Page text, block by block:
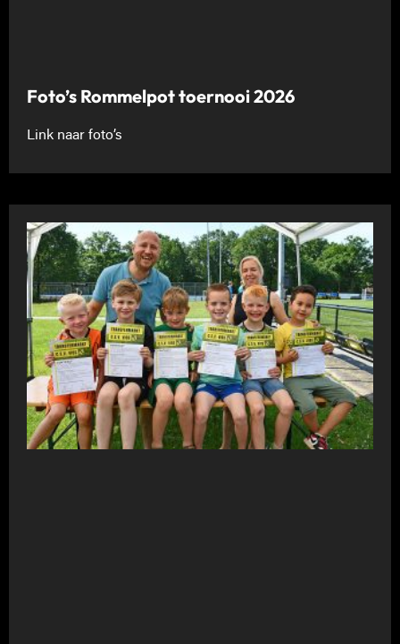
Foto’s Rommelpot toernooi 2026
Link naar foto’s